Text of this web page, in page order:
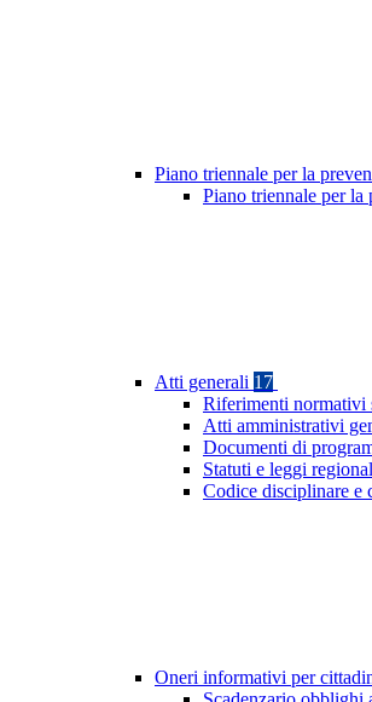
Piano triennale per la
Piano triennale per la
Atti generali 17
Riferimenti normativi
Atti amministrativi
Documenti di
Statuti e leggi
Codice disciplinare e
Oneri informativi per